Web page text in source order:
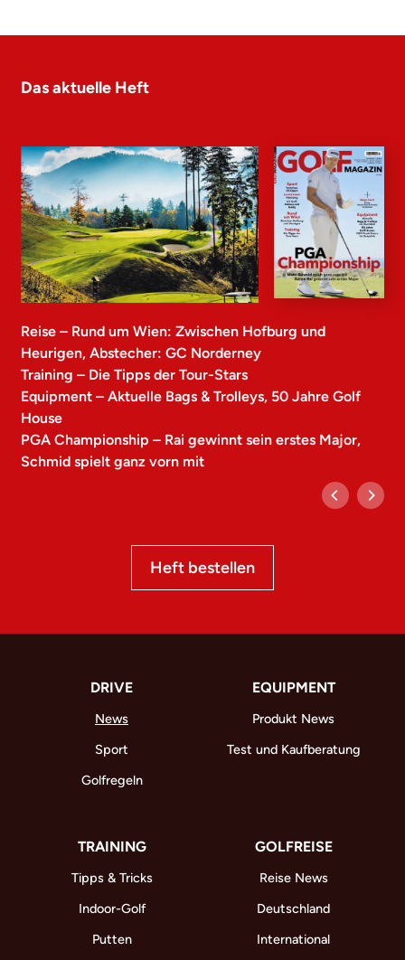
Das aktuelle Heft
Reise – Rund um Wien: Zwischen Hofburg und
Heurigen, Abstecher: GC Norderney
Training – Die Tipps der Tour-Stars
Equipment – Aktuelle Bags & Trolleys, 50 Jahre Golf
House
PGA Championship – Rai gewinnt sein erstes Major,
Schmid spielt ganz vorn mit
Heft bestellen
DRIVE
News
Sport
Golfregeln
EQUIPMENT
Produkt News
Test und Kaufberatung
TRAINING
Tipps & Tricks
Indoor-Golf
Putten
GOLFREISE
Reise News
Deutschland
International